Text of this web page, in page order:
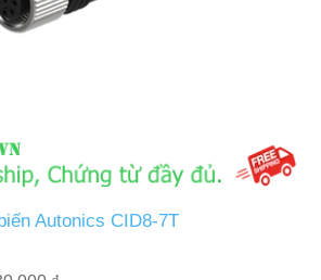
Autonics CID8-7T